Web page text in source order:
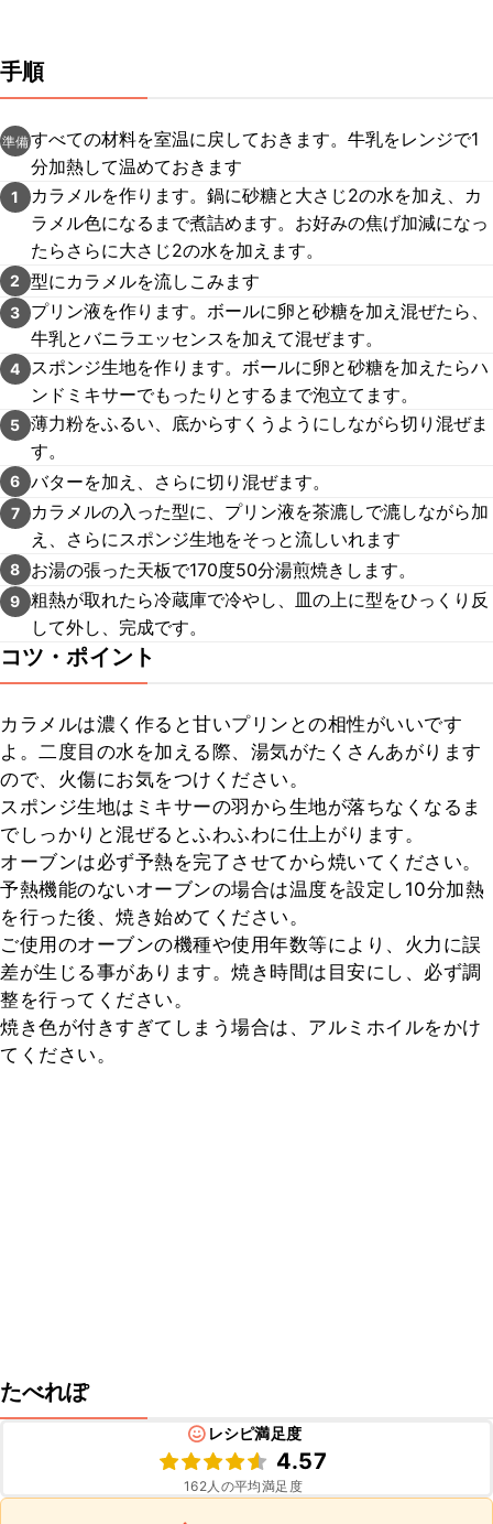
手順
準備すべての材料を室温に戻しておきます。牛乳をレンジで1
分加熱して温めておきます
1
カラメルを作ります。鍋に砂糖と大さじ2の水を加え、カ
ラメル色になるまで煮詰めます。お好みの焦げ加減になっ
たらさらに大さじ2の水を加えます。
2 型にカラメルを流しこみます
3
プリン液を作ります。ボールに卵と砂糖を加え混ぜたら、
牛乳とバニラエッセンスを加えて混ぜます。
4
スポンジ生地を作ります。ボールに卵と砂糖を加えたらハ
ンドミキサーでもったりとするまで泡立てます。
5 薄力粉をふるい、底からすくうようにしながら切り混ぜま
す。
6 バターを加え、さらに切り混ぜます。
7
カラメルの入った型に、プリン液を茶漉しで漉しながら加
え、さらにスポンジ生地をそっと流しいれます
8 お湯の張った天板で170度50分湯煎焼きします。
9 粗熱が取れたら冷蔵庫で冷やし、皿の上に型をひっくり反
して外し、完成です。
コツ・ポイント
カラメルは濃く作ると甘いプリンとの相性がいいです
よ。二度目の水を加える際、湯気がたくさんあがります
ので、火傷にお気をつけください。
スポンジ生地はミキサーの羽から生地が落ちなくなるま
でしっかりと混ぜるとふわふわに仕上がります。
オーブンは必ず予熱を完了させてから焼いてください。
予熱機能のないオーブンの場合は温度を設定し10分加熱
を行った後、焼き始めてください。
ご使用のオーブンの機種や使用年数等により、火力に誤
差が生じる事があります。焼き時間は目安にし、必ず調
整を行ってください。
焼き色が付きすぎてしまう場合は、アルミホイルをかけ
てください。
たべれぽ
レシピ満足度
4.57
162人の平均満足度